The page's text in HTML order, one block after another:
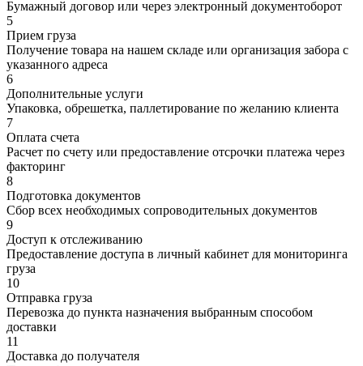
Бумажный договор или через электронный документоборот
5
Прием груза
Получение товара на нашем складе или организация забора с
указанного адреса
6
Дополнительные услуги
Упаковка, обрешетка, паллетирование по желанию клиента
7
Оплата счета
Расчет по счету или предоставление отсрочки платежа через
факторинг
8
Подготовка документов
Сбор всех необходимых сопроводительных документов
9
Доступ к отслеживанию
Предоставление доступа в личный кабинет для мониторинга
груза
10
Отправка груза
Перевозка до пункта назначения выбранным способом
доставки
11
Доставка до получателя